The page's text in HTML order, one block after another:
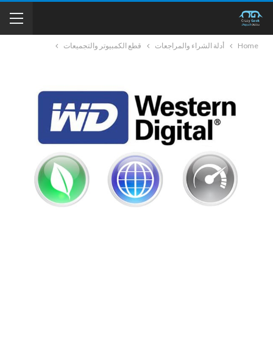
Home أدلة الشراء والمراجعات قطع الكمبيوتر والتجميعات